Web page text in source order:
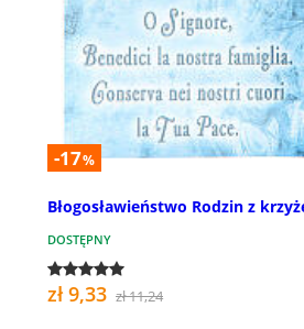
-17%
Błogosławieństwo Rodzin z
DOSTĘPNY
zł 9,33 zł 11,24